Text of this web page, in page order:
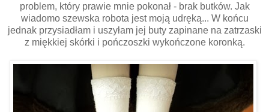
problem, który prawie mnie pokonał - brak butków. Jak
wiadomo szewska robota jest moją udręką... W końcu
jednak przysiadłam i uszyłam jej buty zapinane na zatrzaski
z miękkiej skórki i pończoszki wykończone koronką.